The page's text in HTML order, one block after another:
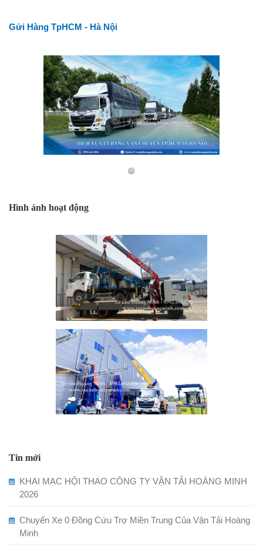
Gửi Hàng TpHCM - Hà Nội
Hình ảnh hoạt động
Tin mới
KHAI MẠC HỘI THAO CÔNG TY VẬN TẢI HOÀNG MINH
2026
Chuyến Xe 0 Đồng Cứu Trợ Miền Trung Của Vận Tải Hoàng
Minh